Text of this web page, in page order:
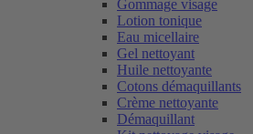
Gommage visage
Lotion tonique
Eau micellaire
Gel nettoyant
Huile nettoyante
Cotons démaquillants
Crème nettoyante
Démaquillant